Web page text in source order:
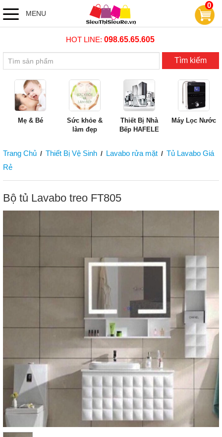
MENU
0
HOT LINE: 098.65.65.605
Tìm kiếm
Mẹ & Bé
Sức khỏe &
làm đẹp
Thiết Bị Nhà
Bếp HAFELE
Máy Lọc Nước
Trang Chủ / Thiết Bị Vệ Sinh / Lavabo rửa mặt / Tủ Lavabo Giá
Rẻ
Bộ tủ Lavabo treo FT805